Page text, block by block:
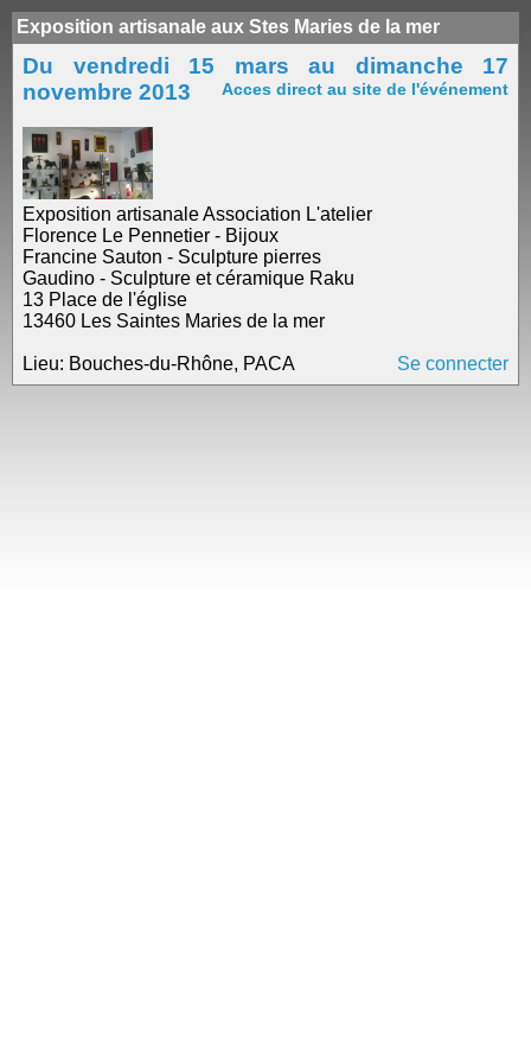
Exposition artisanale aux Stes Maries de la mer
Du vendredi 15 mars au dimanche 17
novembre 2013
Acces direct au site de l'événement
Exposition artisanale Association L'atelier
Florence Le Pennetier - Bijoux
Francine Sauton - Sculpture pierres
Gaudino - Sculpture et céramique Raku
13 Place de l'église
13460 Les Saintes Maries de la mer
Lieu: Bouches-du-Rhône, PACA Se connecter